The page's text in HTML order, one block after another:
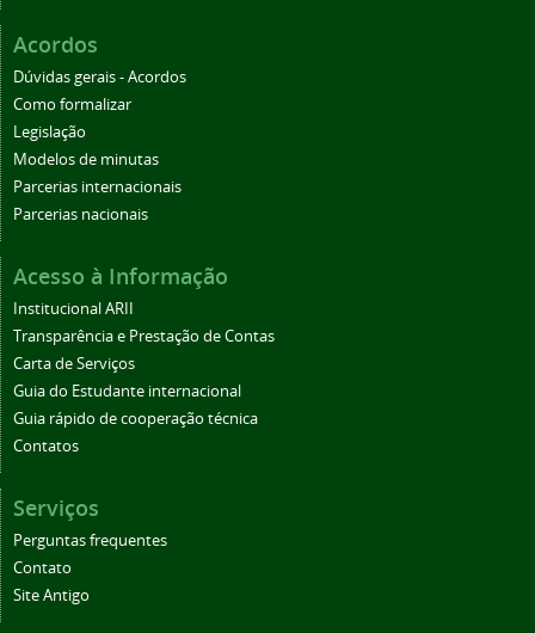
Acordos
Dúvidas gerais - Acordos
Como formalizar
Legislação
Modelos de minutas
Parcerias internacionais
Parcerias nacionais
Acesso à Informação
Institucional ARII
Transparência e Prestação de Contas
Carta de Serviços
Guia do Estudante internacional
Guia rápido de cooperação técnica
Contatos
Serviços
Perguntas frequentes
Contato
Site Antigo